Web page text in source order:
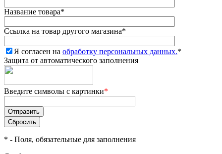
Название товара*
Ссылка на товар другого магазина*
Я согласен на обработку персональных данных.*
Защита от автоматического заполнения
Введите символы с картинки*
* - Поля, обязательные для заполнения